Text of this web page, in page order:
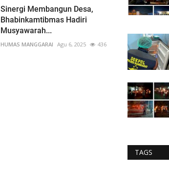
Sinergi Membangun Desa,
Bhabinkamtibmas Hadiri
Musyawarah...
HUMAS MANGGARAI Agu 6, 2025 436
TAGS